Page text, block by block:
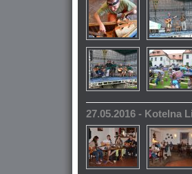
27.05.2016 - Kotelna